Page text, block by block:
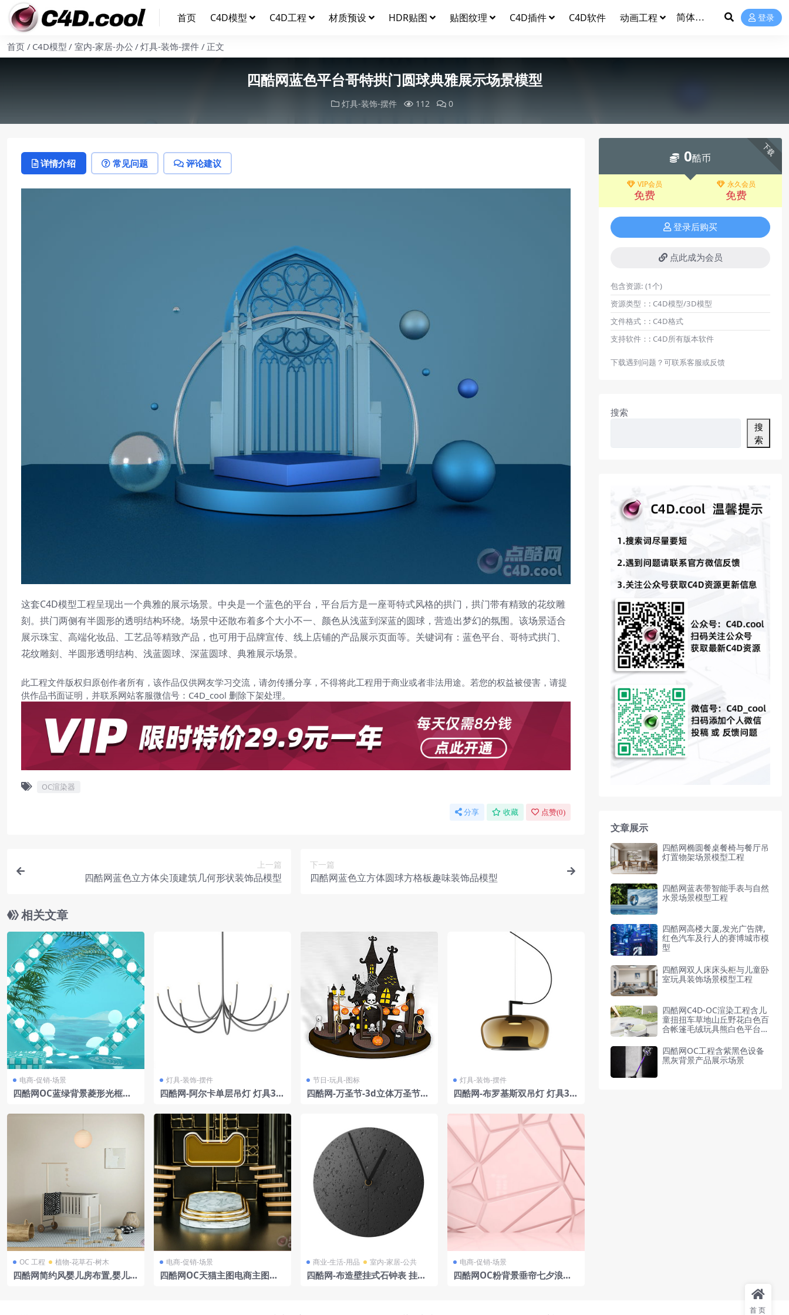
首页 C4D模型 C4D工程 材质预设 HDR贴图 贴图纹理 C4D插件 C4D软件 动画工程 登录
首页 C4D模型 室内-家居-办公 灯具-装饰-摆件 正文
四酷网蓝色平台哥特拱门圆球典雅展示场景模型
灯具-装饰-摆件 112 0
详情介绍 常见问题 评论建议
这套C4D模型工程呈现出一个典雅的展示场景。中央是一个蓝色的平台，平台后方是一座哥特式风格的拱门，拱门带有精致的花纹雕
刻。拱门两侧有半圆形的透明结构环绕。场景中还散布着多个大小不一、颜色从浅蓝到深蓝的圆球，营造出梦幻的氛围。该场景适合
展示珠宝、高端化妆品、工艺品等精致产品，也可用于品牌宣传、线上店铺的产品展示页面等。关键词有：蓝色平台、哥特式拱门、
花纹雕刻、半圆形透明结构、浅蓝圆球、深蓝圆球、典雅展示场景。
此工程文件版权归原创作者所有，该作品仅供网友学习交流，请勿传播分享，不得将此工程用于商业或者非法用途。若您的权益被侵害，请提
供作品书面证明，并联系网站客服微信号：C4D_cool 删除下架处理。
OC渲染器
分享 收藏 点赞(0)
上一篇
四酷网蓝色立方体尖顶建筑几何形状装饰品模型
下一篇
四酷网蓝色立方体圆球方格板趣味装饰品模型
相关文章
电商-促销-场景
四酷网OC蓝绿背景菱形光框海
工程
灯具-装饰-摆件
四酷网-阿尔卡单层吊灯 灯具3D
计
节日-玩具-图标
四酷网-万圣节-3d立体万圣节美
灯具-装饰-摆件
四酷网-布罗基斯双吊灯 灯具3D
OC 工程 植物-花草石-树木
四酷网简约风婴儿房布置,婴儿床
电商-促销-场景
四酷网OC天猫主图电商主图电
商业-生活-用品 室内-家居-公共
四酷网-布造壁挂式石钟表 挂钟
电商-促销-场景
四酷网OC粉背景垂帘七夕浪漫
下载
0酷币
VIP会员
免费
永久会员
免费
登录后购买
点此成为会员
包含资源: (1个)
资源类型：: C4D模型/3D模型
文件格式：: C4D格式
支持软件：: C4D所有版本软件
下载遇到问题？可联系客服或反馈
搜索
搜
索
文章展示
四酷网椭圆餐桌餐椅与餐厅吊
灯置物架场景模型工程
四酷网蓝表带智能手表与自然
水景场景模型工程
四酷网高楼大厦,发光广告牌,
红色汽车及行人的赛博城市模
型
四酷网双人床床头柜与儿童卧
室玩具装饰场景模型工程
四酷网C4D-OC渲染工程含儿
童扭扭车草地山丘野花白色百
合帐篷毛绒玩具熊白色平台天
四酷网OC工程含紫黑色设备
黑灰背景产品展示场景
首页